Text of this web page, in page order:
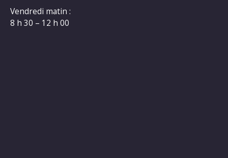
Vendredi matin :
8 h 30 – 12 h 00